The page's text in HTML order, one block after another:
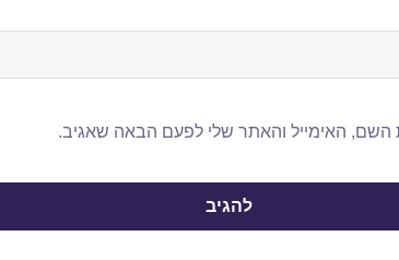
השם, האימייל והאתר שלי לפעם הבאה שאגיב.